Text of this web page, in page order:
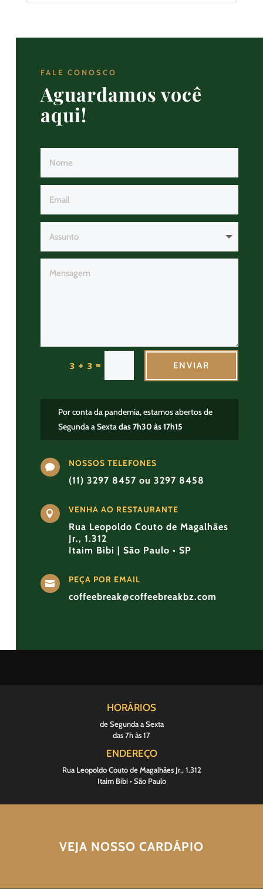
FALE CONOSCO
Aguardamos você
aqui!
3 + 3 = ENVIAR
Por conta da pandemia, estamos abertos de
Segunda a Sextadas 7h30 às 17h15
 NOSSOS TELEFONES
(11) 3297 8457 ou 3297 8458
 VENHA AO RESTAURANTE
Rua Leopoldo Couto de Magalhães
Jr., 1.312
Itaim Bibi | São Paulo • SP
 PEÇA POR EMAIL
coffeebreak@coffeebreakbz.com
HORÁRIOS
de Segunda a Sexta
das 7h às 17
ENDEREÇO
Rua Leopoldo Couto de Magalhães Jr., 1.312
Itaim Bibi • São Paulo
VEJA NOSSO CARDÁPIO